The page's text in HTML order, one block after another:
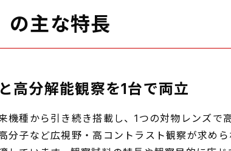
主な特長
高分解能観察を1台で両立
種から引き続き搭載し、1つの対物レンズ
分子など広視野・高コントラスト観察が求め